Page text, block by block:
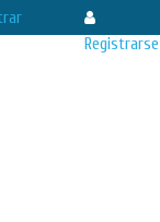
Registrarse